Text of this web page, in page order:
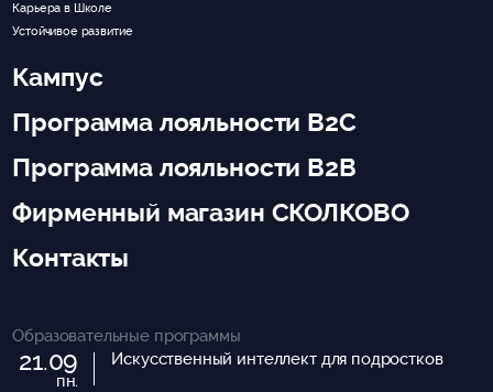
Карьера в Школе
Устойчивое развитие
Кампус
Программа лояльности B2C
Программа лояльности B2B
Фирменный магазин СКОЛКОВО
Контакты
Образовательные программы
21.09
пн.
Искусственный интеллект для подростков